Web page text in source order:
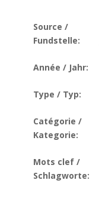
Source /
Fundstelle:
Année / Jahr:
Type / Typ:
Catégorie /
Kategorie:
Mots clef /
Schlagworte: